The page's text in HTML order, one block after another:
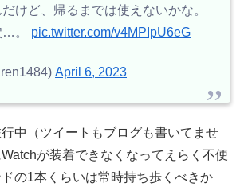
けど、帰るまでは使えないかな。
…。 pic.twitter.com/v4MPIpU6eG
April 6, 2023
中（ツイートもブログも書いてませ
が装着できなくなってえらく不便
の1本くらいは常時持ち歩くべきか